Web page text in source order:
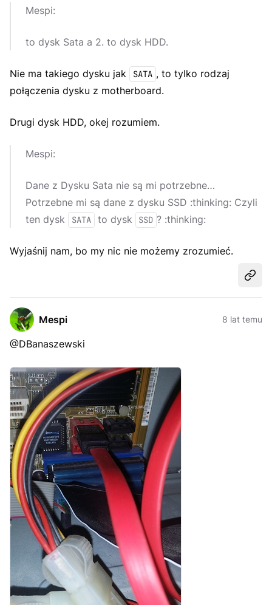
Mespi:
to dysk Sata a 2. to dysk HDD.
Nie ma takiego dysku jak SATA , to tylko rodzaj
połączenia dysku z motherboard.
Drugi dysk HDD, okej rozumiem.
Mespi:
Dane z Dysku Sata nie są mi potrzebne…
Potrzebne mi są dane z dysku SSD :thinking: Czyli
ten dysk
SATA to dysk SSD ? :thinking:
Wyjaśnij nam, bo my nic nie możemy zrozumieć.
Mespi 8 lat temu
@DBanaszewski